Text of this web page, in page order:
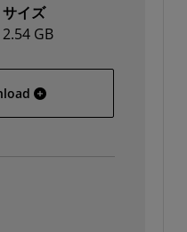
サイズ
2.54 GB
32-bit Windows